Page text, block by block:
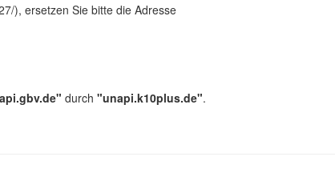
), ersetzen Sie bitte die Adresse
durch "unapi.k10plus.de".